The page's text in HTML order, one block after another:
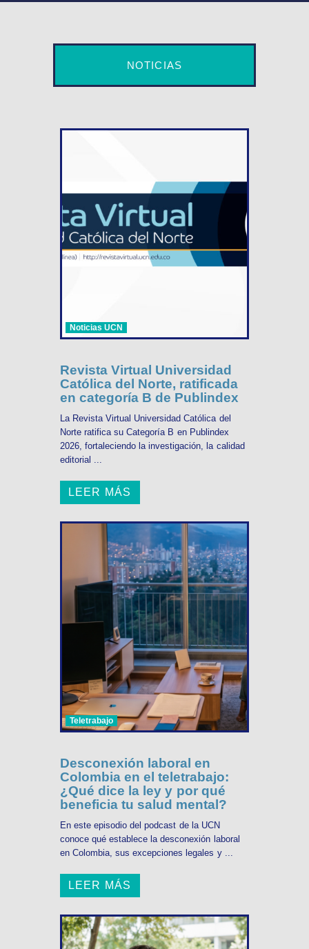
NOTICIAS
Noticias UCN
Revista Virtual Universidad
Católica del Norte, ratificada
en categoría B de Publindex
La Revista Virtual Universidad Católica del
Norte ratifica su Categoría B en Publindex
2026, fortaleciendo la investigación, la calidad
editorial ...
LEER MÁS
Teletrabajo
Desconexión laboral en
Colombia en el teletrabajo:
¿Qué dice la ley y por qué
beneficia tu salud mental?
En este episodio del podcast de la UCN
conoce qué establece la desconexión laboral
en Colombia, sus excepciones legales y ...
LEER MÁS